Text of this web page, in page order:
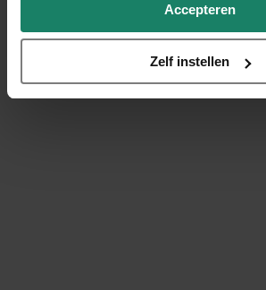
Accepteren
Zelf instellen